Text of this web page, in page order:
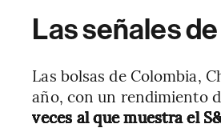
Las señales
Las bolsas de Colombia,
año, con un rendimiento
veces al que muestra el